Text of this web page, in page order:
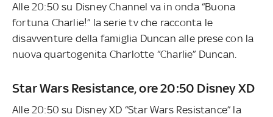
Alle 20:50 su Disney Channel va in onda “Buona
fortuna Charlie!” la serie tv che racconta le
disavventure della famiglia Duncan alle prese con la
nuova quartogenita Charlotte “Charlie” Duncan.
Star Wars Resistance, ore 20:50 Disney XD
Alle 20:50 su Disney XD “Star Wars Resistance” la